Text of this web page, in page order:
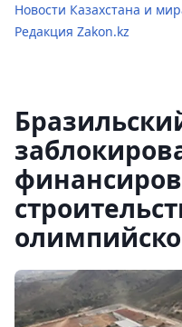
Новости Казахстана и
Редакция Zakon.kz